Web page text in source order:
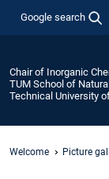
Google search
Chair of Inorganic
TUM School of
Technical University
Welcome Picture